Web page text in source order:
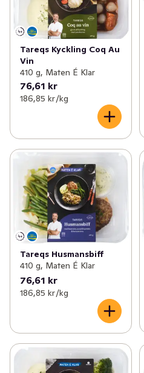
Tareqs Kyckling Coq Au
Vin
410 g, Maten É Klar
76,61 kr
186,85 kr /kg
Tareqs Husmansbiff
410 g, Maten É Klar
76,61 kr
186,85 kr /kg